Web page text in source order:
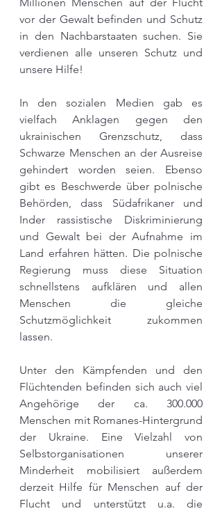
vor der Gewalt befinden und Schutz
in den Nachbarstaaten suchen. Sie
verdienen alle unseren Schutz und
unsere Hilfe!
In den sozialen Medien gab es
vielfach Anklagen gegen den
ukrainischen Grenzschutz, dass
Schwarze Menschen an der Ausreise
gehindert worden seien. Ebenso
gibt es Beschwerde über polnische
Behörden, dass Südafrikaner und
Inder rassistische Diskriminierung
und Gewalt bei der Aufnahme im
Land erfahren hätten. Die polnische
Regierung muss diese Situation
schnellstens aufklären und allen
Menschen die gleiche
Schutzmöglichkeit zukommen
lassen.
Unter den Kämpfenden und den
Flüchtenden befinden sich auch viel
Angehörige der ca. 300.000
Menschen mit Romanes-Hintergrund
der Ukraine. Eine Vielzahl von
Selbstorganisationen unserer
Minderheit mobilisiert außerdem
derzeit Hilfe für Menschen auf der
Flucht und unterstützt u.a. die